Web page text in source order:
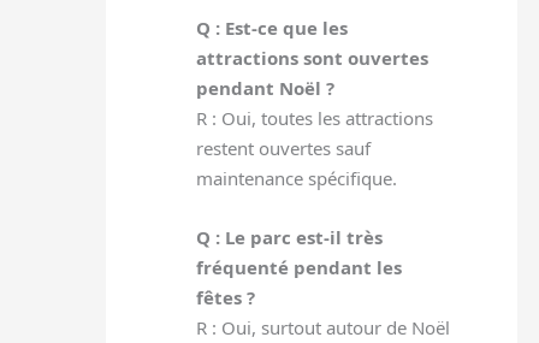
Q : Est-ce que les
attractions sont ouvertes
pendant Noël ?
R : Oui, toutes les attractions
restent ouvertes sauf
maintenance spécifique.
Q : Le parc est-il très
fréquenté pendant les
fêtes ?
R : Oui, surtout autour de Noël